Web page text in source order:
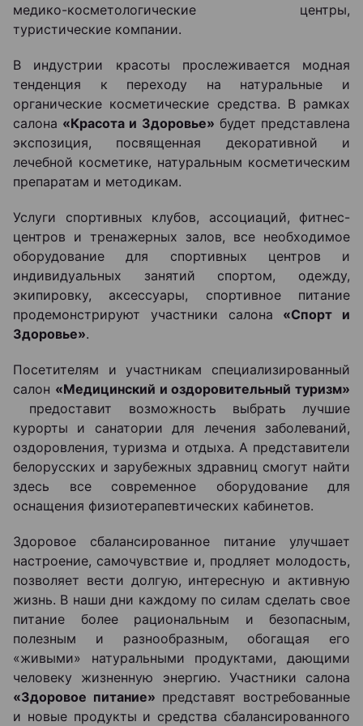
медико-косметологические центры,
туристические компании.
В индустрии красоты прослеживается модная
тенденция к переходу на натуральные и
органические косметические средства. В рамках
салона «Красота и Здоровье» будет представлена
экспозиция, посвященная декоративной и
лечебной косметике, натуральным косметическим
препаратам и методикам.
Услуги спортивных клубов, ассоциаций, фитнес-
центров и тренажерных залов, все необходимое
оборудование для спортивных центров и
индивидуальных занятий спортом, одежду,
экипировку, аксессуары, спортивное питание
продемонстрируют участники салона «Спорт и
Здоровье».
Посетителям и участникам специализированный
салон «Медицинский и оздоровительный туризм»
предоставит возможность выбрать лучшие
курорты и санатории для лечения заболеваний,
оздоровления, туризма и отдыха. А представители
белорусских и зарубежных здравниц смогут найти
здесь все современное оборудование для
оснащения физиотерапевтических кабинетов.
Здоровое сбалансированное питание улучшает
настроение, самочувствие и, продляет молодость,
позволяет вести долгую, интересную и активную
жизнь. В наши дни каждому по силам сделать свое
питание более рациональным и безопасным,
полезным и разнообразным, обогащая его
«живыми» натуральными продуктами, дающими
человеку жизненную энергию. Участники салона
«Здоровое питание» представят востребованные
и новые продукты и средства сбалансированного